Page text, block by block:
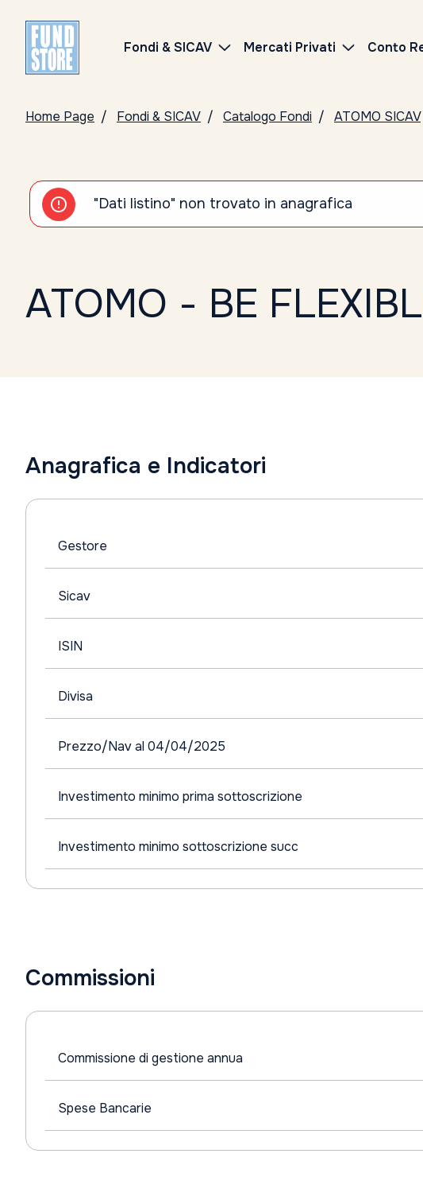
Fondi & SICAV Mercati Privati Conto
Home Page Fondi & SICAV Catalogo Fondi ATOMO SICAV
"Dati listino" non trovato in anagrafica
ATOMO - BE
Anagrafica e Indicatori
Gestore
Sicav
ISIN
Divisa
Prezzo/Nav al 04/04/2025
Investimento minimo prima sottoscrizione
Investimento minimo sottoscrizione succ
Commissioni
Commissione di gestione annua
Spese Bancarie